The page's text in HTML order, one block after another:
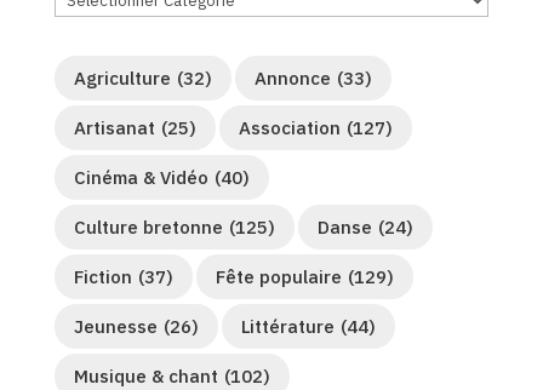
Agriculture (32) Annonce (33)
Artisanat (25) Association (127)
Cinéma & Vidéo (40)
Culture bretonne (125) Danse (24)
Fiction (37) Fête populaire (129)
Jeunesse (26) Littérature (44)
Musique & chant (102)